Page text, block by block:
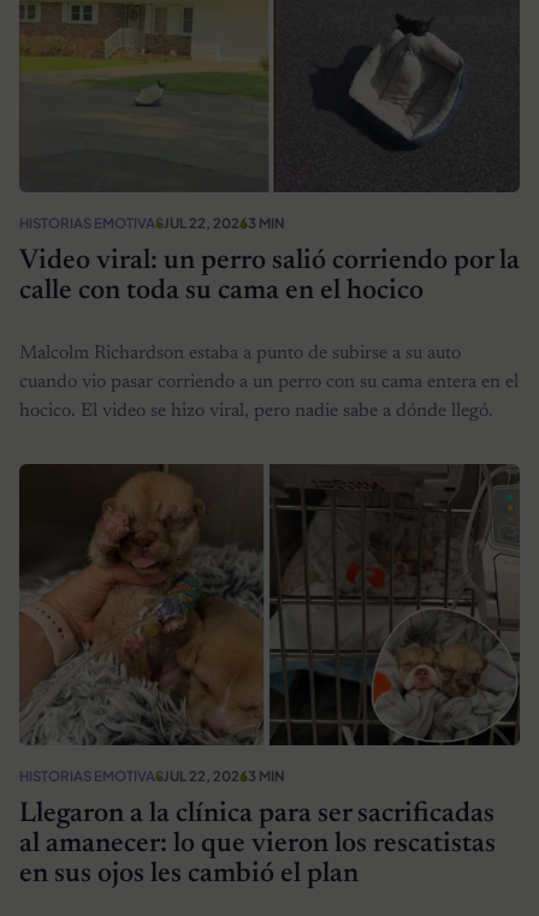
HISTORIAS EMOTIVASJUL 22, 20263 MIN
Video viral: un perro salió corriendo por la
calle con toda su cama en el hocico
Malcolm Richardson estaba a punto de subirse a su auto
cuando vio pasar corriendo a un perro con su cama entera en el
hocico. El video se hizo viral, pero nadie sabe a dónde llegó.
HISTORIAS EMOTIVASJUL 22, 20263 MIN
Llegaron a la clínica para ser sacrificadas
al amanecer: lo que vieron los rescatistas
en sus ojos les cambió el plan